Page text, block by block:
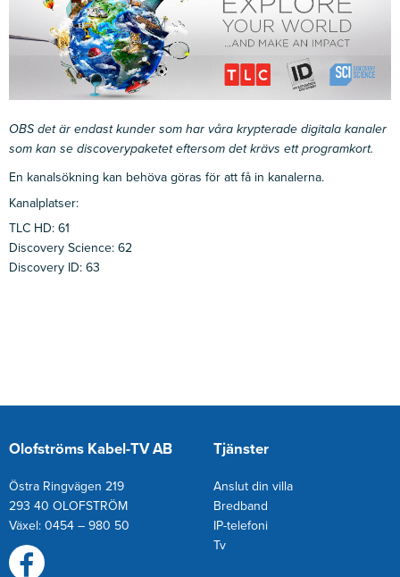
OBS det är endast kunder som har våra krypterade digitala kanaler
som kan se discoverypaketet eftersom det krävs ett programkort.
En kanalsökning kan behöva göras för att få in kanalerna.
Kanalplatser:
TLC HD: 61
Discovery Science: 62
Discovery ID: 63
Olofströms Kabel-TV AB
Östra Ringvägen 219
293 40 OLOFSTRÖM
Växel: 0454 – 980 50
Tjänster
Anslut din villa
Bredband
IP-telefoni
Tv